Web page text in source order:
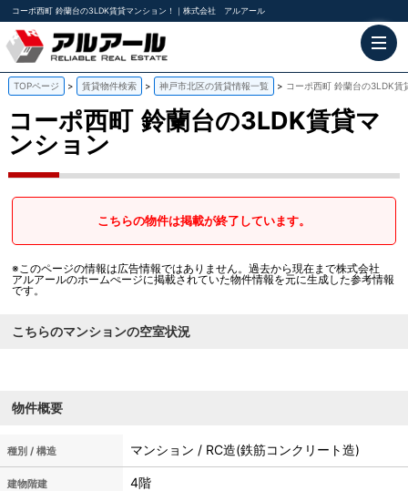
コーポ西町 鈴蘭台の3LDK賃貸マンション！｜株式会社 アルアール
TOPページ 賃貸物件検索 神戸市北区の賃貸情報一覧 コーポ西町 鈴蘭台の3LDK賃
コーポ西町 鈴蘭台の3LDK賃貸マ
ンション
こちらの物件は掲載が終了しています。
※このページの情報は広告情報ではありません。過去から現在まで株式会社
アルアールのホームぺージに掲載されていた物件情報を元に生成した参考情報
です。
こちらのマンションの空室状況
物件概要
種別 / 構造 マンション / RC造(鉄筋コンクリート造)
建物階建 4階